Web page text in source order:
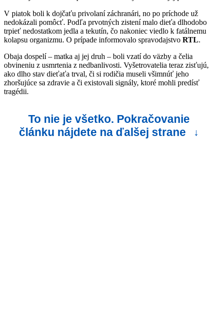
V piatok boli k dojčaťu privolaní záchranári, no po príchode už
nedokázali pomôcť. Podľa prvotných zistení malo dieťa dlhodobo
trpieť nedostatkom jedla a tekutín, čo nakoniec viedlo k fatálnemu
kolapsu organizmu. O prípade informovalo spravodajstvo RTL.
Obaja dospelí – matka aj jej druh – boli vzatí do väzby a čelia
obvineniu z usmrtenia z nedbanlivosti. Vyšetrovatelia teraz zisťujú,
ako dlho stav dieťaťa trval, či si rodičia museli všimnúť jeho
zhoršujúce sa zdravie a či existovali signály, ktoré mohli predísť
tragédii.
To nie je všetko. Pokračovanie
článku nájdete na ďalšej strane
↓